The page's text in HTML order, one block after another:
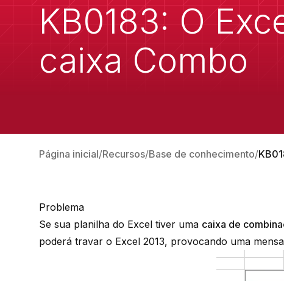
KB0183: O
caixa Combo
Página inicial Recursos Base de conhecimento
Problema
Se sua planilha do Excel tiver uma caixa de
poderá travar o Excel 2013, provocando uma